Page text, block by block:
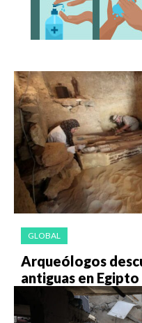
GLOBAL
Arqueólogos
antiguas en Egipto